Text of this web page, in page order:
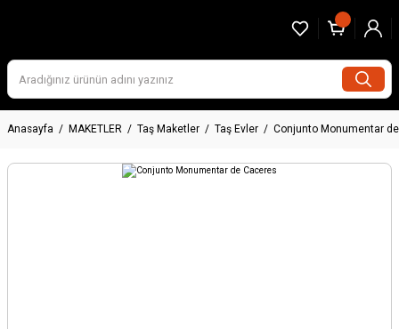
Anasayfa MAKETLER Taş Maketler Taş Evler Conjunto Monumentar